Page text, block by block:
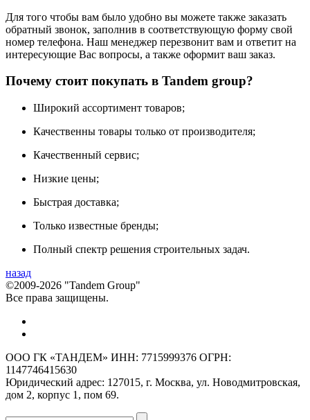
Для того чтобы вам было удобно вы можете также заказать
обратный звонок, заполнив в соответствующую форму свой
номер телефона. Наш менеджер перезвонит вам и ответит на
интересующие Вас вопросы, а также оформит ваш заказ.
Почему стоит покупать в Tandem group?
Широкий ассортимент товаров;
Качественны товары только от производителя;
Качественный сервис;
Низкие цены;
Быстрая доставка;
Только известные бренды;
Полный спектр решения строительных задач.
назад
©2009-2026 "Tandem Group"
Все права защищены.
ООО ГК «ТАНДЕМ» ИНН: 7715999376 ОГРН:
1147746415630
Юридический адрес: 127015, г. Москва, ул. Новодмитровская,
дом 2, корпус 1, пом 69.